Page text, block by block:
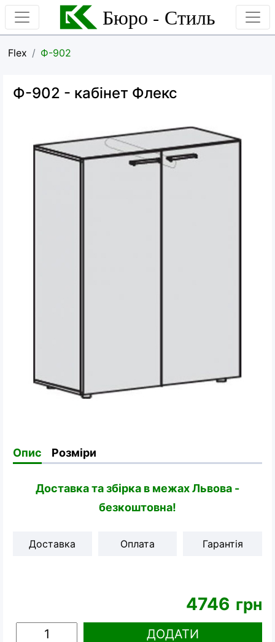
Бюро - Стиль
Flex Ф-902
Ф-902 - кабінет Флекс
Опис Розміри
Доставка та збірка в межах Львова -
безкоштовна!
Доставка Оплата Гарантія
4746 грн
ДОДАТИ